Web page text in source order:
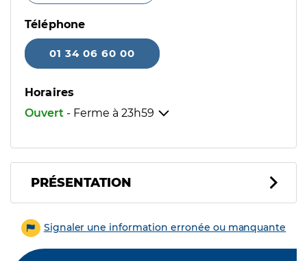
Téléphone
01 34 06 60 00
Horaires
Ouvert - Ferme à 23h59
PRÉSENTATION
Signaler une information erronée ou manquante